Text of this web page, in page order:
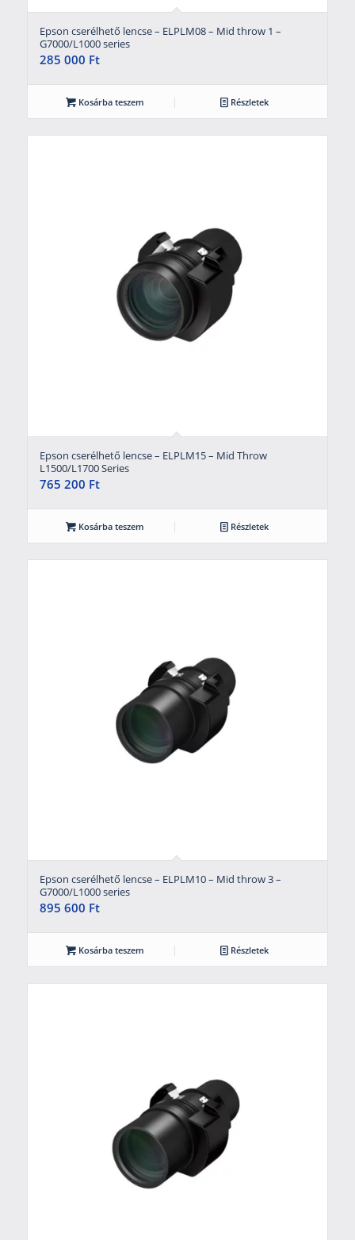
Epson cserélhető lencse – ELPLM08 – Mid throw 1 –
G7000/L1000 series
285 000 Ft
Kosárba teszem Részletek
Epson cserélhető lencse – ELPLM15 – Mid Throw
L1500/L1700 Series
765 200 Ft
Kosárba teszem Részletek
Epson cserélhető lencse – ELPLM10 – Mid throw 3 –
G7000/L1000 series
895 600 Ft
Kosárba teszem Részletek